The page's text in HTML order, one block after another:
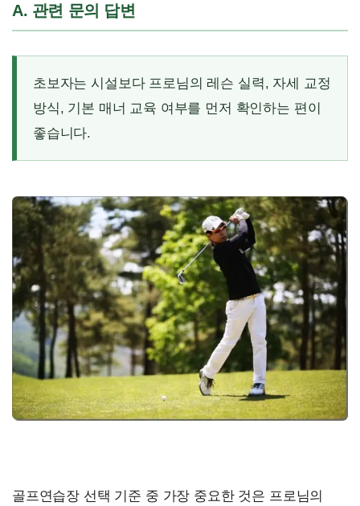
A. 관련 문의 답변
초보자는 시설보다 프로님의 레슨 실력, 자세 교정
방식, 기본 매너 교육 여부를 먼저 확인하는 편이
좋습니다.
골프연습장 선택 기준 중 가장 중요한 것은 프로님의